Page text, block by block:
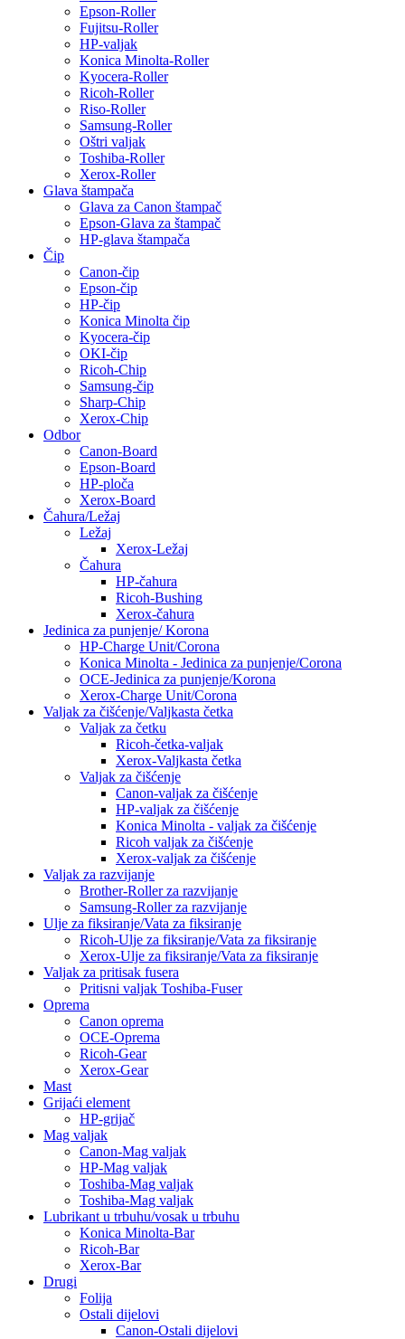
Epson-Roller
Fujitsu-Roller
HP-valjak
Konica Minolta-Roller
Kyocera-Roller
Ricoh-Roller
Riso-Roller
Samsung-Roller
Oštri valjak
Toshiba-Roller
Xerox-Roller
Glava štampača
Glava za Canon štampač
Epson-Glava za štampač
HP-glava štampača
Čip
Canon-čip
Epson-čip
HP-čip
Konica Minolta čip
Kyocera-čip
OKI-čip
Ricoh-Chip
Samsung-čip
Sharp-Chip
Xerox-Chip
Odbor
Canon-Board
Epson-Board
HP-ploča
Xerox-Board
Čahura/Ležaj
Ležaj
Xerox-Ležaj
Čahura
HP-čahura
Ricoh-Bushing
Xerox-čahura
Jedinica za punjenje/ Korona
HP-Charge Unit/Corona
Konica Minolta - Jedinica za punjenje/Corona
OCE-Jedinica za punjenje/Korona
Xerox-Charge Unit/Corona
Valjak za čišćenje/Valjkasta četka
Valjak za četku
Ricoh-četka-valjak
Xerox-Valjkasta četka
Valjak za čišćenje
Canon-valjak za čišćenje
HP-valjak za čišćenje
Konica Minolta - valjak za čišćenje
Ricoh valjak za čišćenje
Xerox-valjak za čišćenje
Valjak za razvijanje
Brother-Roller za razvijanje
Samsung-Roller za razvijanje
Ulje za fiksiranje/Vata za fiksiranje
Ricoh-Ulje za fiksiranje/Vata za fiksiranje
Xerox-Ulje za fiksiranje/Vata za fiksiranje
Valjak za pritisak fusera
Pritisni valjak Toshiba-Fuser
Oprema
Canon oprema
OCE-Oprema
Ricoh-Gear
Xerox-Gear
Mast
Grijaći element
HP-grijač
Mag valjak
Canon-Mag valjak
HP-Mag valjak
Toshiba-Mag valjak
Toshiba-Mag valjak
Lubrikant u trbuhu/vosak u trbuhu
Konica Minolta-Bar
Ricoh-Bar
Xerox-Bar
Drugi
Folija
Ostali dijelovi
Canon-Ostali dijelovi